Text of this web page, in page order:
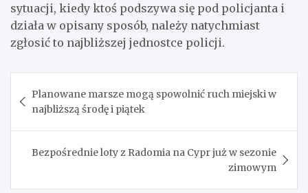
sytuacji, kiedy ktoś podszywa się pod policjanta i
działa w opisany sposób, należy natychmiast
zgłosić to najbliższej jednostce policji.
wpisu
Planowane marsze mogą spowolnić ruch miejski w
najbliższą środę i piątek
Bezpośrednie loty z Radomia na Cypr już w sezonie
zimowym